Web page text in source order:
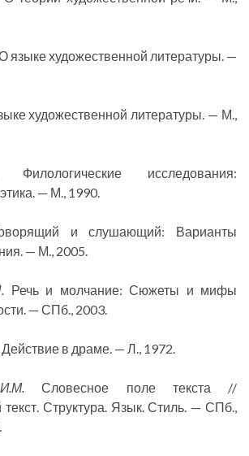
языке художественной литературы. —
художественной литературы. — М.,
Филологические исследования:
— М., 1990.
и слушающий: Варианты
— М., 2005.
Речь и молчание: Сюжеты и мифы
— СПб., 2003.
Действие в драме. — Л., 1972.
Словесное поле текста //
Структура. Язык. Стиль. — СПб.,